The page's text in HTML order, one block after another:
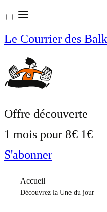
Aller
au
contenu
Le Courrier des
Offre découverte
1 mois pour 8€ 1€
S'abonner
Accueil
Découvrez la Une du jour